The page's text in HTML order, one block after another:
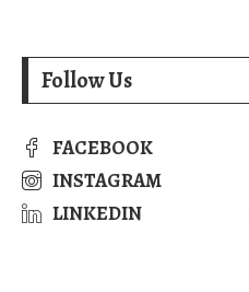
Follow Us
FACEBOOK
INSTAGRAM
LINKEDIN